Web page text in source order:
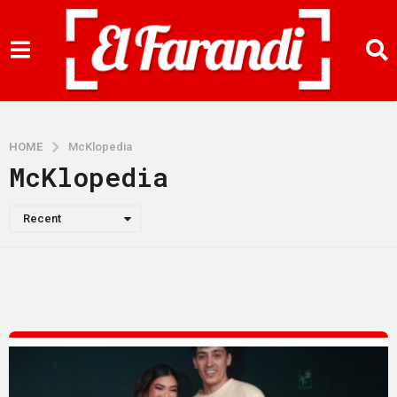
HOME McKlopedia
McKlopedia
Recent